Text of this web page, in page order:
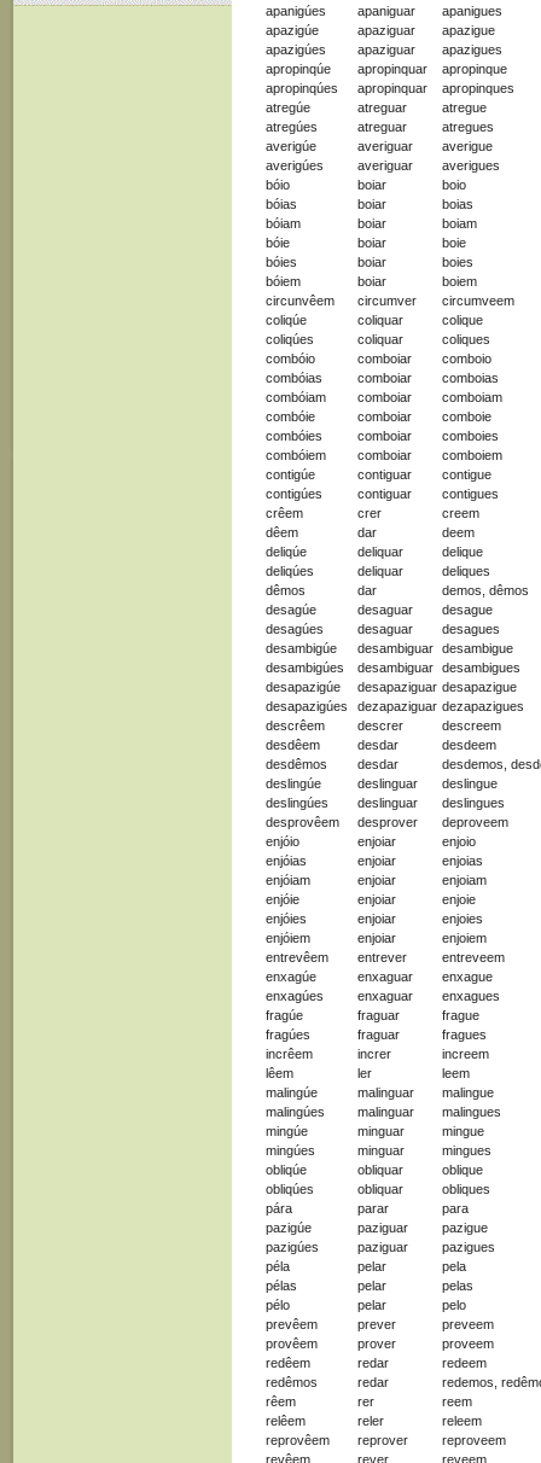
apanigúes
apaniguar
apanigues
apazigúe
apaziguar
apazigue
apazigúes
apaziguar
apazigues
apropinqúe
apropinquar
apropinque
apropinqúes
apropinquar
apropinques
atregúe
atreguar
atregue
atregúes
atreguar
atregues
averigúe
averiguar
averigue
averigúes
averiguar
averigues
bóio
boiar
boio
bóias
boiar
boias
bóiam
boiar
boiam
bóie
boiar
boie
bóies
boiar
boies
bóiem
boiar
boiem
circunvêem
circumver
circumveem
coliqúe
coliquar
colique
coliqúes
coliquar
coliques
combóio
comboiar
comboio
combóias
comboiar
comboias
combóiam
comboiar
comboiam
combóie
comboiar
comboie
combóies
comboiar
comboies
combóiem
comboiar
comboiem
contigúe
contiguar
contigue
contigúes
contiguar
contigues
crêem
crer
creem
dêem
dar
deem
deliqúe
deliquar
delique
deliqúes
deliquar
deliques
dêmos
dar
demos, dêmos
desagúe
desaguar
desague
desagúes
desaguar
desagues
desambigúe
desambiguar desambigue
desambigúes
desambiguar desambigues
desapazigúe
desapaziguar desapazigue
desapazigúes
dezapaziguar dezapazigues
descrêem
descrer
descreem
desdêem
desdar
desdeem
desdêmos
desdar
desdemos,
deslingúe
deslinguar
deslingue
deslingúes
deslinguar
deslingues
desprovêem
desprover
deproveem
enjóio
enjoiar
enjoio
enjóias
enjoiar
enjoias
enjóiam
enjoiar
enjoiam
enjóie
enjoiar
enjoie
enjóies
enjoiar
enjoies
enjóiem
enjoiar
enjoiem
entrevêem
entrever
entreveem
enxagúe
enxaguar
enxague
enxagúes
enxaguar
enxagues
fragúe
fraguar
frague
fragúes
fraguar
fragues
incrêem
increr
increem
lêem
ler
leem
malingúe
malinguar
malingue
malingúes
malinguar
malingues
mingúe
minguar
mingue
mingúes
minguar
mingues
obliqúe
obliquar
oblique
obliqúes
obliquar
obliques
pára
parar
para
pazigúe
paziguar
pazigue
pazigúes
paziguar
pazigues
péla
pelar
pela
pélas
pelar
pelas
pélo
pelar
pelo
prevêem
prever
preveem
provêem
prover
proveem
redêem
redar
redeem
redêmos
redar
redemos,
rêem
rer
reem
relêem
reler
releem
reprovêem
reprover
reproveem
revêem
rever reveem